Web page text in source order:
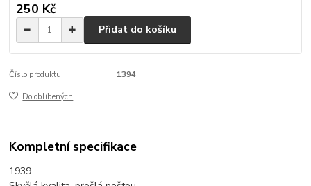
250 Kč
Přidat do košíku
Číslo produktu: 1394
Do oblíbených
Kompletní specifikace
1939